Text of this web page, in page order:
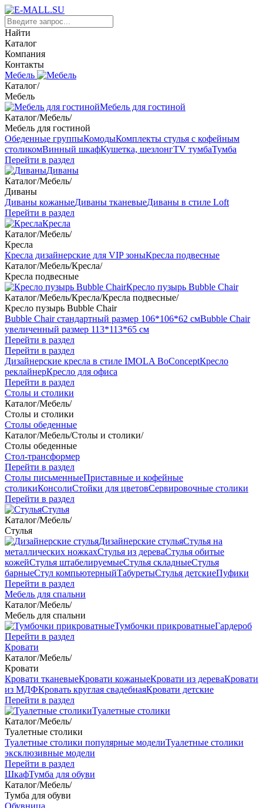
Найти
Каталог
Компания
Контакты
Мебель
Каталог/
Мебель
Мебель для гостиной
Каталог/Мебель/
Мебель для гостиной
Обеденные группыКомодыКомплекты стулья с кофейным
столикомВинный шкафКушетка, шезлонгTV тумбаТумба
Перейти в раздел
Диваны
Каталог/Мебель/
Диваны
Диваны кожаныеДиваны тканевыеДиваны в стиле Loft
Перейти в раздел
Кресла
Каталог/Мебель/
Кресла
Кресла дизайнерские для VIP зоныКресла подвесные
Каталог/Мебель/Кресла/
Кресла подвесные
Кресло пузырь Bubble Chair
Каталог/Мебель/Кресла/Кресла подвесные/
Кресло пузырь Bubble Chair
Bubble Chair стандартный размер 106*106*62 смBubble Chair
увеличенный размер 113*113*65 см
Перейти в раздел
Перейти в раздел
Дизайнерские кресла в стиле IMOLA BoConceptКресло
реклайнерКресло для офиса
Перейти в раздел
Столы и столики
Каталог/Мебель/
Столы и столики
Столы обеденные
Каталог/Мебель/Столы и столики/
Столы обеденные
Стол-трансформер
Перейти в раздел
Столы письменныеПриставные и кофейные
столикиКонсолиСтойки для цветовСервировочные столики
Перейти в раздел
Стулья
Каталог/Мебель/
Стулья
Дизайнерские стульяСтулья на
металлических ножкахСтулья из дереваСтулья обитые
кожейСтулья штабелируемыеСтулья складныеСтулья
барныеСтул компьютерныйТабуретыСтулья детскиеПуфики
Перейти в раздел
Мебель для спальни
Каталог/Мебель/
Мебель для спальни
Тумбочки прикроватныеГардероб
Перейти в раздел
Кровати
Каталог/Мебель/
Кровати
Кровати тканевыеКровати кожаныеКровати из дереваКровати
из МДФКровать круглая свадебнаяКровати детские
Перейти в раздел
Туалетные столики
Каталог/Мебель/
Туалетные столики
Туалетные столики популярные моделиТуалетные столики
эксклюзивные модели
Перейти в раздел
ШкафТумба для обуви
Каталог/Мебель/
Тумба для обуви
Обувница